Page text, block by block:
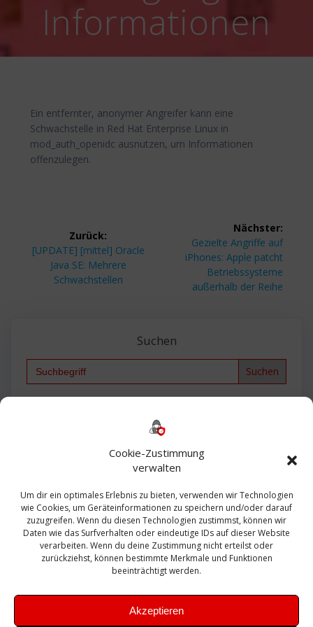
Cookie-Zustimmung
verwalten
Um dir ein optimales Erlebnis zu bieten, verwenden wir Technologien
wie Cookies, um Geräteinformationen zu speichern und/oder darauf
zuzugreifen. Wenn du diesen Technologien zustimmst, können wir
Daten wie das Surfverhalten oder eindeutige IDs auf dieser Website
verarbeiten. Wenn du deine Zustimmung nicht erteilst oder
zurückziehst, können bestimmte Merkmale und Funktionen
beeinträchtigt werden.
Akzeptieren
Informationen
Ein entfernter, anonymer Angreifer kann eine
Schwachstelle in Red Hat Enterprise Linux in
mod_auth_openidc ausnutzen, um Informationen
offenzulegen.
Zurück:
Vorheriger
Beitrag:
[UPDATE] [mittel] Oracle
Java SE: Mehrere
Schwachstellen
Nächster:
Nächster
Beitrag:
Gezielte Angriffe auf
iPhones: Apple patcht
Betriebssysteme
außerhalb der Reihe
Suchen
Search
Bautagebuch
Exchange firewall Fritzbox
Microsoft
Sanierung SBS Security Server Sicherheit
Sicherung SIEM Sophos SSL Ubuntu
Update Upgrade UTM VCenter VCSA Veeam
VMWare VPN WAZUH Windows
Zertifikat